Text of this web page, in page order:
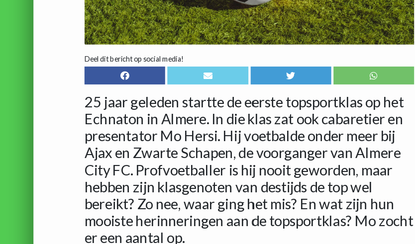
Deel dit bericht op social media!
25 jaar geleden startte de eerste topsportklas op het
Echnaton in Almere. In die klas zat ook cabaretier en
presentator Mo Hersi. Hij voetbalde onder meer bij
Ajax en Zwarte Schapen, de voorganger van Almere
City FC. Profvoetballer is hij nooit geworden, maar
hebben zijn klasgenoten van destijds de top wel
bereikt? Zo nee, waar ging het mis? En wat zijn hun
mooiste herinneringen aan de topsportklas? Mo zocht
er een aantal op.